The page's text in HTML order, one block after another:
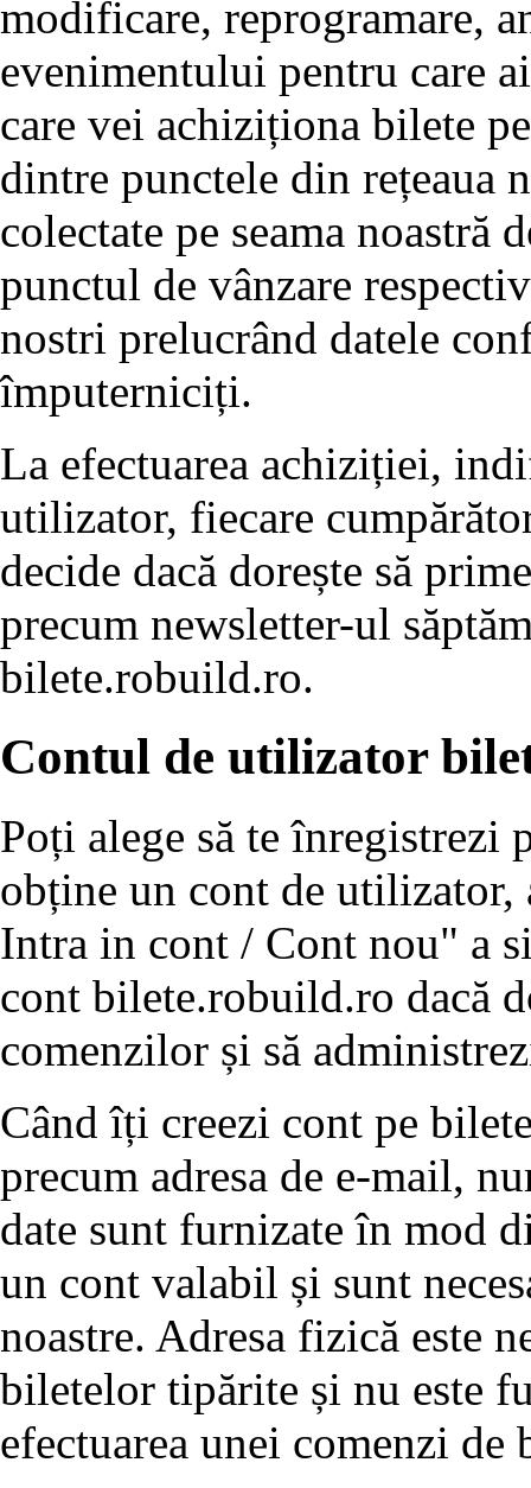
modificare, reprogramare,
evenimentului pentru care
care vei achiziționa bilete
dintre punctele din rețeaua
colectate pe seama noastră
punctul de vânzare
nostri prelucrând datele
împuterniciți.
La efectuarea achiziției,
utilizator, fiecare
decide dacă dorește să
precum newsletter-ul
bilete.robuild.ro.
Contul de utilizator
Poți alege să te înregistrezi
obține un cont de utilizator,
Intra in cont / Cont nou" a
cont bilete.robuild.ro dacă
comenzilor și să
Când îți creezi cont pe
precum adresa de e-mail,
date sunt furnizate în mod
un cont valabil și sunt
noastre. Adresa fizică este
biletelor tipărite și nu este
efectuarea unei comenzi